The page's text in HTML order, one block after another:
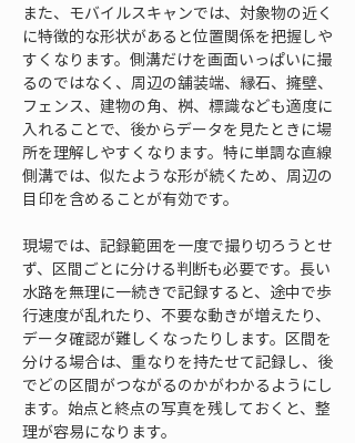
また、モバイルスキャンでは、対象物の近く
に特徴的な形状があると位置関係を把握しや
すくなります。側溝だけを画面いっぱいに撮
るのではなく、周辺の舗装端、縁石、擁壁、
フェンス、建物の角、桝、標識なども適度に
入れることで、後からデータを見たときに場
所を理解しやすくなります。特に単調な直線
側溝では、似たような形が続くため、周辺の
目印を含めることが有効です。
現場では、記録範囲を一度で撮り切ろうとせ
ず、区間ごとに分ける判断も必要です。長い
水路を無理に一続きで記録すると、途中で歩
行速度が乱れたり、不要な動きが増えたり、
データ確認が難しくなったりします。区間を
分ける場合は、重なりを持たせて記録し、後
でどの区間がつながるのかがわかるようにし
ます。始点と終点の写真を残しておくと、整
理が容易になります。